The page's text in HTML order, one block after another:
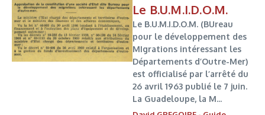
Le B.U.M.I.D.O.M.
Le B.U.M.I.D.O.M. (BUreau
pour le développement des
MIgrations intéressant les
Départements d’Outre-Mer)
est officialisé par l’arrêté du
26 avril 1963 publié le 7 juin.
La Guadeloupe, la M...